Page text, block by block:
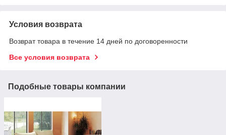
Условия возврата
Возврат товара в течение 14 дней по договоренности
Все условия возврата
Подобные товары компании